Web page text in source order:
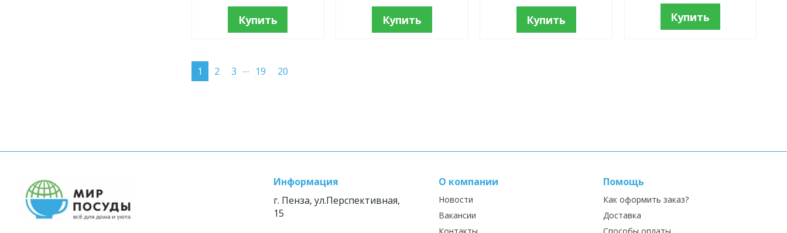
Купить Купить Купить Купить
1 2 3 ... 19 20
Информация
г. Пенза, ул.Перспективная,
15
О компании
Новости
Вакансии
Помощь
Как оформить заказ?
Доставка